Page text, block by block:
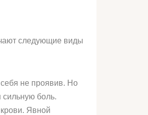
следующие виды
не проявив. Но
боль.
Явной